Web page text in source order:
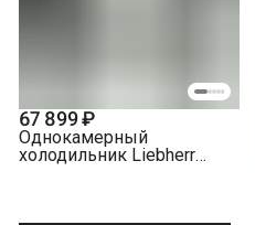
67 899 ₽
Однокамерный
холодильник Liebherr